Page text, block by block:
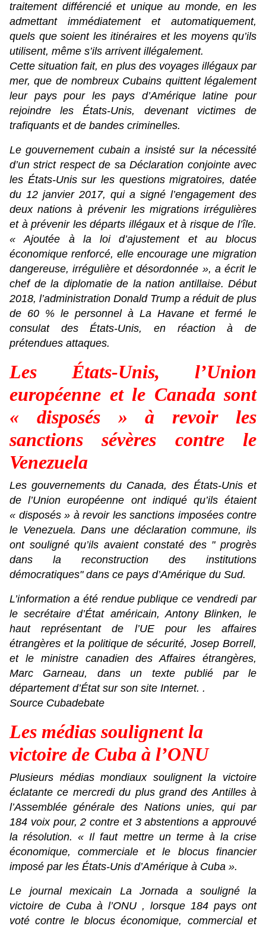
traitement différencié et unique au monde, en les
admettant immédiatement et automatiquement,
quels que soient les itinéraires et les moyens qu’ils
utilisent, même s’ils arrivent illégalement.
Cette situation fait, en plus des voyages illégaux par
mer, que de nombreux Cubains quittent légalement
leur pays pour les pays d’Amérique latine pour
rejoindre les États-Unis, devenant victimes de
trafiquants et de bandes criminelles.
Le gouvernement cubain a insisté sur la nécessité
d’un strict respect de sa Déclaration conjointe avec
les États-Unis sur les questions migratoires, datée
du 12 janvier 2017, qui a signé l’engagement des
deux nations à prévenir les migrations irrégulières
et à prévenir les départs illégaux et à risque de l’île.
« Ajoutée à la loi d’ajustement et au blocus
économique renforcé, elle encourage une migration
dangereuse, irrégulière et désordonnée », a écrit le
chef de la diplomatie de la nation antillaise. Début
2018, l’administration Donald Trump a réduit de plus
de 60 % le personnel à La Havane et fermé le
consulat des États-Unis, en réaction à de
prétendues attaques.
Les États-Unis, l’Union
européenne et le Canada sont
« disposés » à revoir les
sanctions sévères contre le
Venezuela
Les gouvernements du Canada, des États-Unis et
de l’Union européenne ont indiqué qu’ils étaient
« disposés » à revoir les sanctions imposées contre
le Venezuela. Dans une déclaration commune, ils
ont souligné qu’ils avaient constaté des " progrès
dans la reconstruction des institutions
démocratiques" dans ce pays d’Amérique du Sud.
L’information a été rendue publique ce vendredi par
le secrétaire d’État américain, Antony Blinken, le
haut représentant de l’UE pour les affaires
étrangères et la politique de sécurité, Josep Borrell,
et le ministre canadien des Affaires étrangères,
Marc Garneau, dans un texte publié par le
département d’État sur son site Internet. .
Source Cubadebate
Les médias soulignent la
victoire de Cuba à l’ONU
Plusieurs médias mondiaux soulignent la victoire
éclatante ce mercredi du plus grand des Antilles à
l’Assemblée générale des Nations unies, qui par
184 voix pour, 2 contre et 3 abstentions a approuvé
la résolution. « Il faut mettre un terme à la crise
économique, commerciale et le blocus financier
imposé par les États-Unis d’Amérique à Cuba ».
Le journal mexicain La Jornada a souligné la
victoire de Cuba à l’ONU , lorsque 184 pays ont
voté contre le blocus économique, commercial et